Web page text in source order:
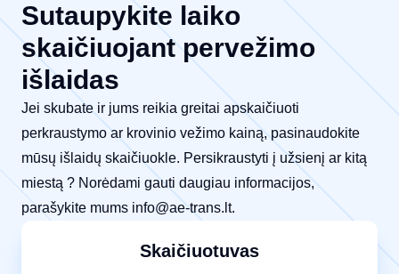
Sutaupykite laiko
skaičiuojant pervežimo
išlaidas
Jei skubate ir jums reikia greitai apskaičiuoti
perkraustymo ar krovinio vežimo kainą, pasinaudokite
mūsų išlaidų skaičiuokle. Persikraustyti į užsienį ar kitą
miestą ? Norėdami gauti daugiau informacijos,
parašykite mums info@ae-trans.lt.
Skaičiuotuvas